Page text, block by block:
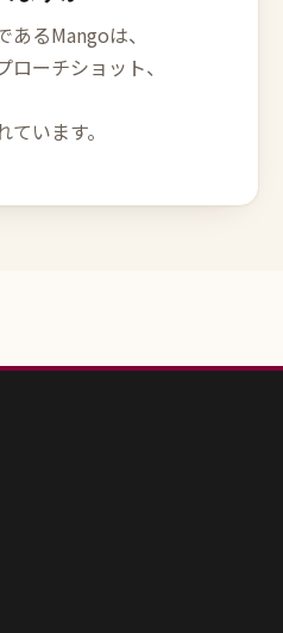
るMangoは、
ーチショット、
います。